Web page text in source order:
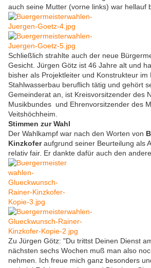
auch seine Mutter (vorne links) war hellauf
Schließlich strahlte auch der neue
Gesicht. Jürgen Götz ist 46 Jahre alt und
bisher als Projektleiter und Konstrukteur im
Stahlwasserbau beruflich tätig und gehört
Gemeinderat an, ist Kreisvorsitzender des
Musikbundes und Ehrenvorsitzender des
Veitshöchheim.
Stimmen zur Wahl
Der Wahlkampf war nach den Worten von
Kinzkoferaufgrund seiner Beurteilung als
relativ fair. Er dankte dafür auch den
Zu Jürgen Götz: "Du trittst Deinen Dienst
nächsten sechs Wochen muß man also
nehmen. Ich freue mich ganz besonders